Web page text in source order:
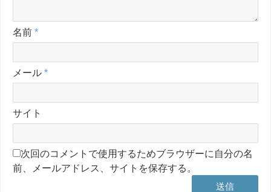
名前 *
メール *
サイト
次回のコメントで使用するためブラウザーに自分の名
前、メールアドレス、サイトを保存する。